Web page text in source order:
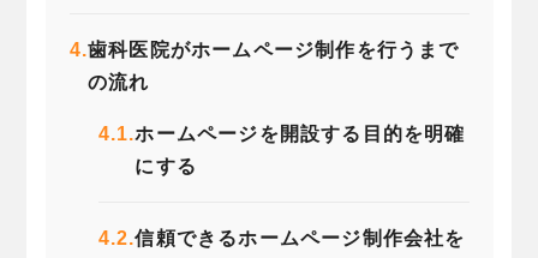
4.歯科医院がホームページ制作を行うまで
の流れ
4.1.ホームページを開設する目的を明確
にする
4.2.信頼できるホームページ制作会社を